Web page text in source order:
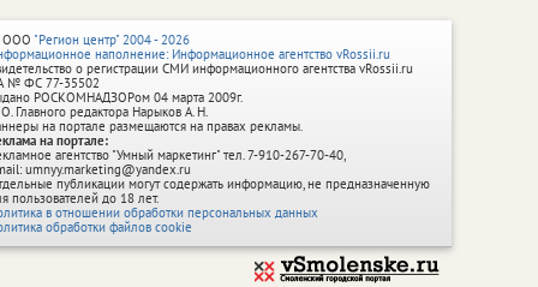
"Регион центр" 2004 - 2026
наполнение: Информационное агентство vRossii.ru
о регистрации СМИ информационного агентства vRossii.ru
№ ФС 77‑35502
РОСКОМНАДЗОРом 04 марта 2009г.
Главного редактора Нарыков А. Н.
на портале размещаются на правах рекламы.
на портале:
агентство "Умный маркетинг" тел. 7-910-267-70-40,
umnyy.marketing@yandex.ru
публикации могут содержать информацию, не предназначенную
пользователей до 18 лет.
в отношении обработки персональных данных
обработки файлов cookie